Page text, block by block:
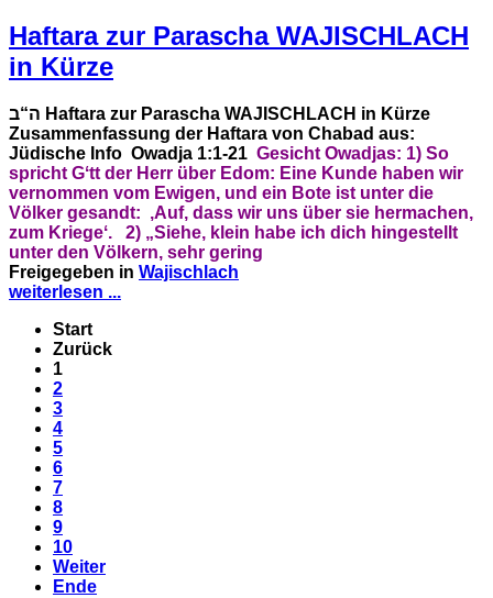
Haftara zur Parascha WAJISCHLACH
in Kürze
Haftara zur Parascha WAJISCHLACH in Kürze
Zusammenfassung der Haftara von Chabad aus:
Jüdische Info Owadja 1:1-21 Gesicht Owadjas: 1) So
spricht Gʻtt der Herr über Edom: Eine Kunde haben wir
vernommen vom Ewigen, und ein Bote ist unter die
Völker gesandt: ,Auf, dass wir uns über sie hermachen,
zum Kriegeʻ.
2) „Siehe, klein habe ich dich hingestellt
unter den Völkern, sehr gering
Freigegeben in Wajischlach
weiterlesen ...
Start
Zurück
1
2
3
4
5
6
7
8
9
10
Weiter
Ende